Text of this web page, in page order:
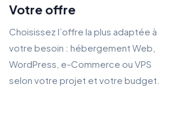
Votre offre
Choisissez l’offre la plus adaptée à
votre besoin : hébergement Web,
WordPress, e-Commerce ou VPS
selon votre projet et votre budget.